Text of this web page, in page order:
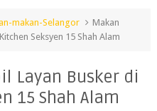
makan-Selangor
Makan
Seksyen 15 Shah Alam
Layan Busker di
15 Shah Alam